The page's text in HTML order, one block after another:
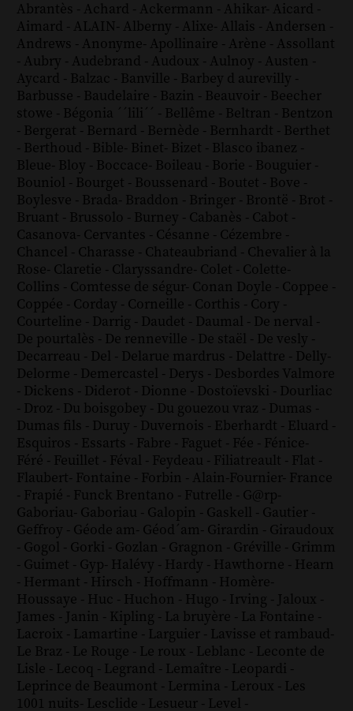
Abrantès - Achard - Ackermann - Ahikar- Aicard -
Aimard - ALAIN- Alberny - Alixe- Allais - Andersen -
Andrews - Anonyme- Apollinaire - Arène - Assollant
- Aubry - Audebrand - Audoux - Aulnoy - Austen -
Aycard - Balzac - Banville - Barbey d aurevilly -
Barbusse - Baudelaire - Bazin - Beauvoir - Beecher
stowe - Bégonia ´´lili´´ - Bellême - Beltran - Bentzon
- Bergerat - Bernard - Bernède - Bernhardt - Berthet
- Berthoud - Bible- Binet- Bizet - Blasco ibanez -
Bleue- Bloy - Boccace- Boileau - Borie - Bouguier -
Bouniol - Bourget - Boussenard - Boutet - Bove -
Boylesve - Brada- Braddon - Bringer - Brontë - Brot -
Bruant - Brussolo - Burney - Cabanès - Cabot -
Casanova- Cervantes - Césanne - Cézembre -
Chancel - Charasse - Chateaubriand - Chevalier à la
Rose- Claretie - Claryssandre- Colet - Colette-
Collins - Comtesse de ségur- Conan Doyle - Coppee -
Coppée - Corday - Corneille - Corthis - Cory -
Courteline - Darrig - Daudet - Daumal - De nerval -
De pourtalès - De renneville - De staël - De vesly -
Decarreau - Del - Delarue mardrus - Delattre - Delly-
Delorme - Demercastel - Derys - Desbordes Valmore
- Dickens - Diderot - Dionne - Dostoïevski - Dourliac
- Droz - Du boisgobey - Du gouezou vraz - Dumas -
Dumas fils - Duruy - Duvernois - Eberhardt - Eluard -
Esquiros - Essarts - Fabre - Faguet - Fée - Fénice-
Féré - Feuillet - Féval - Feydeau - Filiatreault - Flat -
Flaubert- Fontaine - Forbin - Alain-Fournier- France
- Frapié - Funck Brentano - Futrelle - G@rp-
Gaboriau- Gaboriau - Galopin - Gaskell - Gautier -
Geffroy - Géode am- Géod´am- Girardin - Giraudoux
- Gogol - Gorki - Gozlan - Gragnon - Gréville - Grimm
- Guimet - Gyp- Halévy - Hardy - Hawthorne - Hearn
- Hermant - Hirsch - Hoffmann - Homère-
Houssaye - Huc - Huchon - Hugo - Irving - Jaloux -
James - Janin - Kipling - La bruyère - La Fontaine -
Lacroix - Lamartine - Larguier - Lavisse et rambaud-
Le Braz - Le Rouge - Le roux - Leblanc - Leconte de
Lisle - Lecoq - Legrand - Lemaître - Leopardi -
Leprince de Beaumont - Lermina - Leroux - Les
1001 nuits- Lesclide - Lesueur - Level -